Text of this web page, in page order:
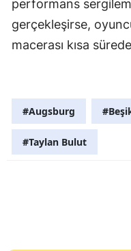
performans
gerçekleşirse,
macerası kısa
#Augsburg
#Taylan Bulut